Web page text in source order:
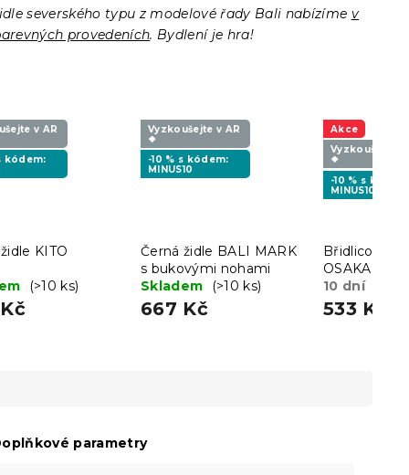
severského typu z modelové řady Bali nabízíme v
provedeních. Bydlení je hra!
v AR
kódem:
KITO
(>10 ks)
Vyzkoušejte v AR
❖
-10 % s kódem:
MINUS10
Černá židle BALI MARK
s bukovými nohami
Skladem
(>10 ks)
667 Kč
Akce
Vyzkoušejte v
❖
-10 % s
MINUS10
Břidlicově
OSAKA s
nohami
10 dní
533 Kč
parametry